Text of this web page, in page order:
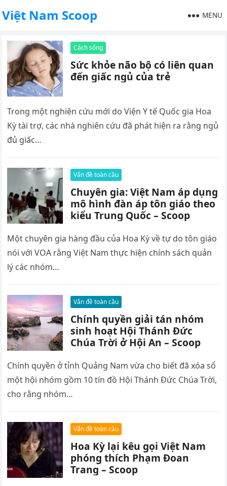
Việt Nam Scoop MENU
Cách sống
Sức khỏe não bộ có liên quan
đến giấc ngủ của trẻ
Trong một nghiên cứu mới do Viện Y tế Quốc gia Hoa
Kỳ tài trợ, các nhà nghiên cứu đã phát hiện ra rằng ngủ
đủ giấc…
Vấn đề toàn cầu
Chuyên gia: Việt Nam áp dụng
mô hình đàn áp tôn giáo theo
kiểu Trung Quốc – Scoop
Một chuyên gia hàng đầu của Hoa Kỳ về tự do tôn giáo
nói với VOA rằng Việt Nam thực hiện chính sách quản
lý các nhóm…
Vấn đề toàn cầu
Chính quyền giải tán nhóm
sinh hoạt Hội Thánh Đức
Chúa Trời ở Hội An – Scoop
Chính quyền ở tỉnh Quảng Nam vừa cho biết đã xóa sổ
một hội nhóm gồm 10 tín đồ Hội Thánh Đức Chúa Trời,
cho rằng nhóm…
Vấn đề toàn cầu
Hoa Kỳ lại kêu gọi Việt Nam
phóng thích Phạm Đoan
Trang – Scoop